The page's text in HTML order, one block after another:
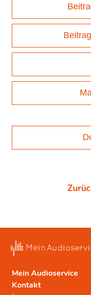
Mein Audioservice
Kontakt